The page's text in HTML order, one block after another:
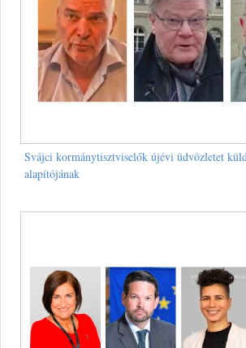
Svájci kormánytisztviselők újévi üdvözletet
alapítójának